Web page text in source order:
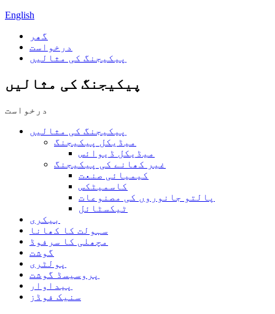
English
گھر
درخواست
پیکیجنگ کی مثالیں
پیکیجنگ کی مثالیں
درخواست
پیکیجنگ کی مثالیں
میڈیکل پیکیجنگ
میڈیکل ڈیوائس
غیر کھانے کی پیکیجنگ
کیمیائی صنعت
کاسمیٹکس
پالتو جانوروں کی مصنوعات
ٹیکسٹائل
بیکری
سہولت کا کھانا
مچھلی کا سرفوڈ
گوشت
پولٹری
پروسیسڈ گوشت
پیداوار
سنیک فوڈز